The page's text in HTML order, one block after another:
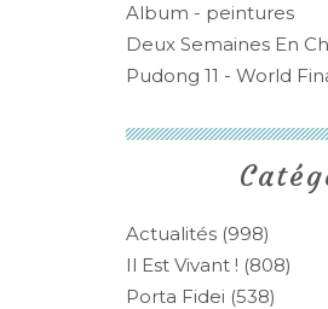
Actualités (998)
Il Est Vivant ! (808)
Porta Fidei (538)
Album - peintures
Deux Semaines En
Pudong 11 - World